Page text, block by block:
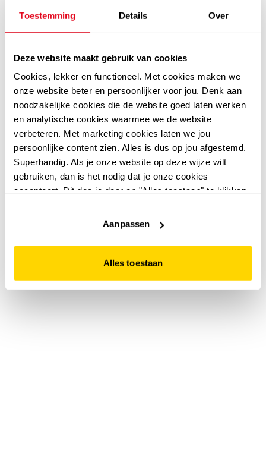
Toestemming Details Over
Deze website maakt gebruik van cookies
Cookies, lekker en functioneel. Met cookies maken we
onze website beter en persoonlijker voor jou. Denk aan
noodzakelijke cookies die de website goed laten werken
en analytische cookies waarmee we de website
verbeteren. Met marketing cookies laten we jou
persoonlijke content zien. Alles is dus op jou afgestemd.
Superhandig. Als je onze website op deze wijze wilt
gebruiken, dan is het nodig dat je onze cookies
accepteert. Dit doe je door op "Alles toestaan" te klikken.
website niet optimaal functioneert.
Aanpassen
Alles toestaan